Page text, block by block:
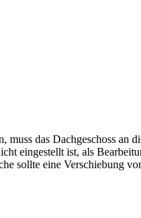
das Dachgeschoss an
eingestellt ist, als
sollte eine Verschiebung